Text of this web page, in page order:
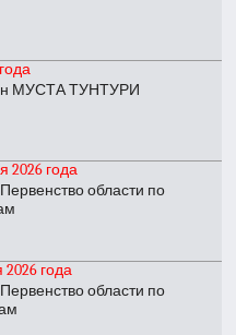
МУСТА ТУНТУРИ
2026 года
области по
2026 года
области по